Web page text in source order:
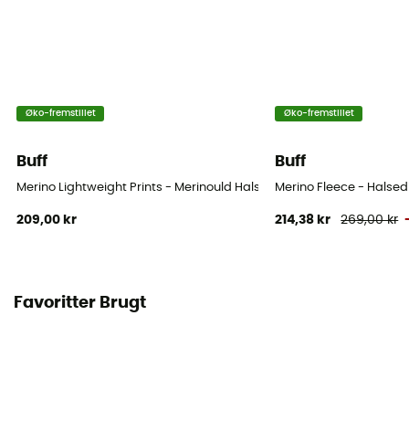
Øko-fremstillet
Buff
Merino Lightweight Prints - Merinould Halsedis
209,00 kr
Øko-fremstillet
Buff
Merino Fleece -
214,38 kr 269,00 kr
Favoritter Brugt